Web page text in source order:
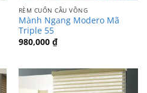
RÈM CUỐN CẦU VỒNG
Mành Ngang Modero Mã
Triple 55
980,000 ₫